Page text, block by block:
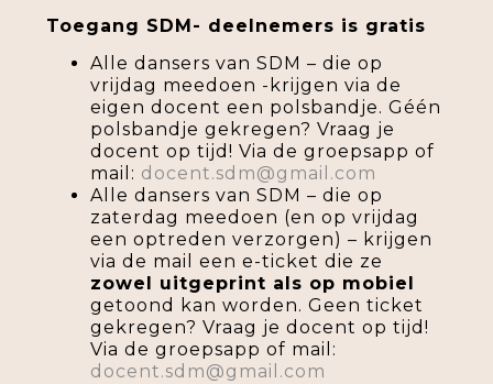
Toegang SDM- deelnemers is gratis
Alle dansers van SDM – die op
vrijdag meedoen -krijgen via de
eigen docent een polsbandje. Géén
polsbandje gekregen? Vraag je
docent op tijd! Via de groepsapp of
mail: docent.sdm@gmail.com
Alle dansers van SDM – die op
zaterdag meedoen (en op vrijdag
een optreden verzorgen) – krijgen
via de mail een e-ticket die ze
zowel uitgeprint als op mobiel
getoond kan worden. Geen ticket
gekregen? Vraag je docent op tijd!
Via de groepsapp of mail:
docent.sdm@gmail.com